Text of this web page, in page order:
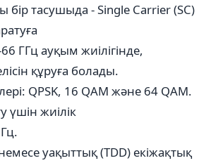
бір тасушыда - Single Carrier (SC)
ГГц ауқым жиілігінде,
құруға болады.
QPSK, 16 QAM және 64 QAM.
үшін жиілік
немесе уақыттық (TDD) екіжақтық